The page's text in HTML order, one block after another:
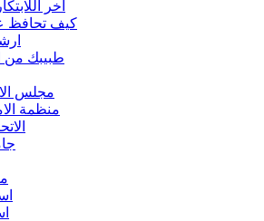
اخر
كيف تحافظ
طبيبك من
مجلس
منظمة